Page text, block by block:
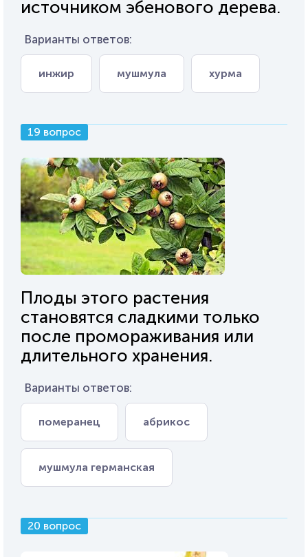
источником эбенового дерева.
Варианты ответов:
инжир мушмула хурма
19 вопрос
Плоды этого растения
становятся сладкими только
после промораживания или
длительного хранения.
Варианты ответов:
померанец абрикос
мушмула германская
20 вопрос